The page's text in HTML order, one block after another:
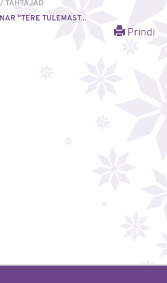
TÄHTAJAD
“TERE TULEMAST...
Prindi